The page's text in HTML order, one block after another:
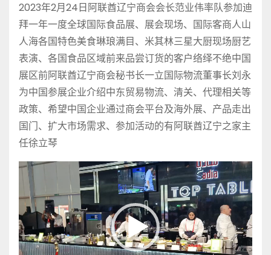
2023年2月24日阿联酋辽宁商会会长范业伟率队参加迪
拜一年一度全球国际食品展、展会现场、国际客商人山
人海各国特色美食琳琅满目、米其林三星大厨现场厨艺
表演、各国食品区域前来品尝订货的客户络绎不绝中国
展区前阿联酋辽宁商会秘书长一立国际物流董事长刘永
为中国参展企业介绍中东贸易物流、清关、代理相关等
政策、希望中国企业通过商会平台及海外展、产品走出
国门、扩大市场需求、参加活动的有阿联酋辽宁之家主
任徐立琴
视
播
放
器